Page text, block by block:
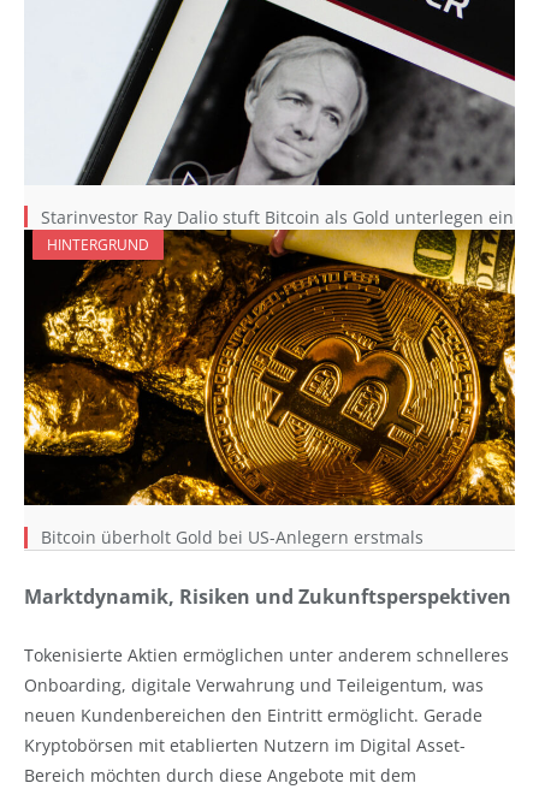
Starinvestor Ray Dalio stuft Bitcoin als Gold unterlegen ein
HINTERGRUND
Bitcoin überholt Gold bei US-Anlegern erstmals
Marktdynamik, Risiken und Zukunftsperspektiven
Tokenisierte Aktien ermöglichen unter anderem schnelleres
Onboarding, digitale Verwahrung und Teileigentum, was
neuen Kundenbereichen den Eintritt ermöglicht. Gerade
Kryptobörsen mit etablierten Nutzern im Digital Asset-
Bereich möchten durch diese Angebote mit dem